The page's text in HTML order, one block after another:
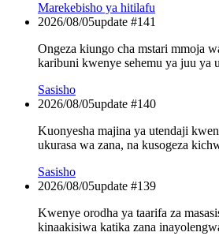
Marekebisho ya hitilafu
2026/08/05update #141
Ongeza kiungo cha mstari mmoja
karibuni kwenye sehemu ya juu ya
Sasisho
2026/08/05update #140
Kuonyesha majina ya utendaji
ukurasa wa zana, na kusogeza
Sasisho
2026/08/05update #139
Kwenye orodha ya taarifa za
kinaakisiwa katika zana